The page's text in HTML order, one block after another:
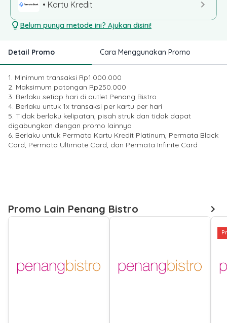
• Kartu Kredit
Belum punya metode ini? Ajukan disini!
Detail Promo Cara Menggunakan Promo
1. Minimum transaksi Rp1.000.000
2. Maksimum potongan Rp250.000
3. Berlaku setiap hari di outlet Penang Bistro
4. Berlaku untuk 1x transaksi per kartu per hari
5. Tidak berlaku kelipatan, pisah struk dan tidak dapat
digabungkan dengan promo lainnya
6. Berlaku untuk Permata Kartu Kredit Platinum, Permata Black
Card, Permata Ultimate Card, dan Permata Infinite Card
Promo Lain Penang Bistro